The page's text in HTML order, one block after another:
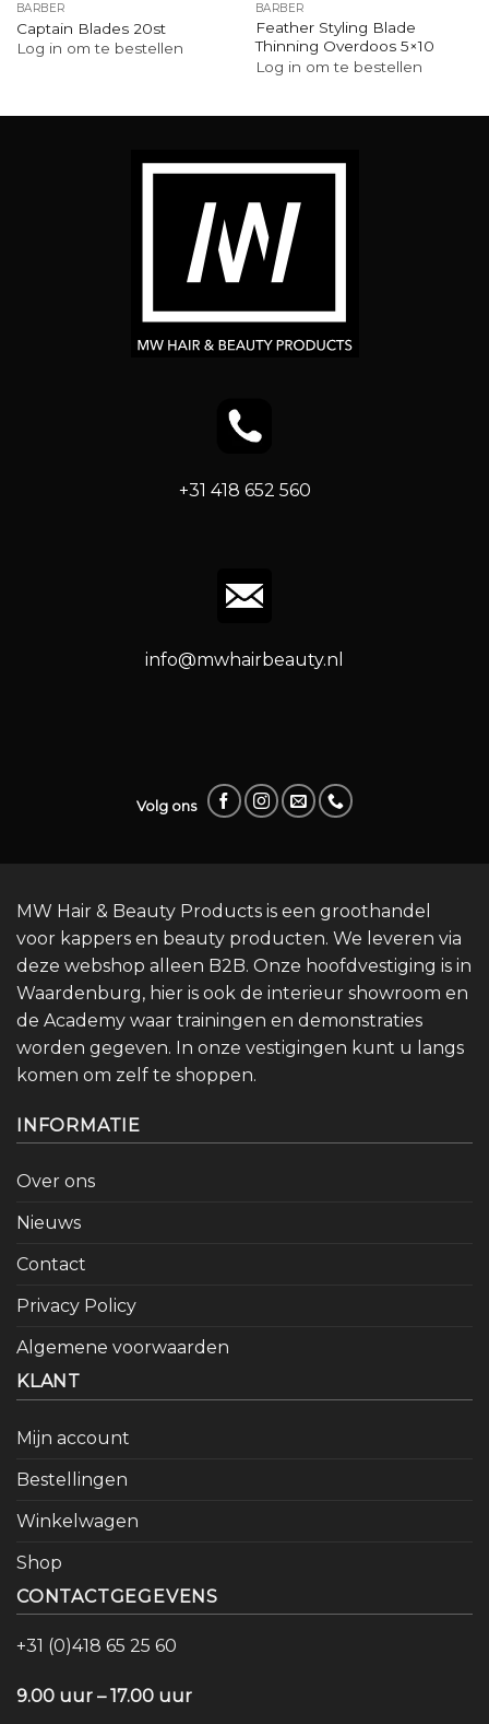
BARBER
Captain Blades 20st
Log in om te bestellen
BARBER
Feather Styling Blade
Thinning Overdoos 5×10
Log in om te bestellen
+31 418 652 560
info@mwhairbeauty.nl
Volg ons
MW Hair & Beauty Products is een groothandel
voor kappers en beauty producten. We leveren via
deze webshop alleen B2B. Onze hoofdvestiging is in
Waardenburg, hier is ook de interieur showroom en
de Academy waar trainingen en demonstraties
worden gegeven. In onze vestigingen kunt u langs
komen om zelf te shoppen.
INFORMATIE
Over ons
Nieuws
Contact
Privacy Policy
Algemene voorwaarden
KLANT
Mijn account
Bestellingen
Winkelwagen
Shop
CONTACTGEGEVENS
+31 (0)418 65 25 60
9.00 uur – 17.00 uur